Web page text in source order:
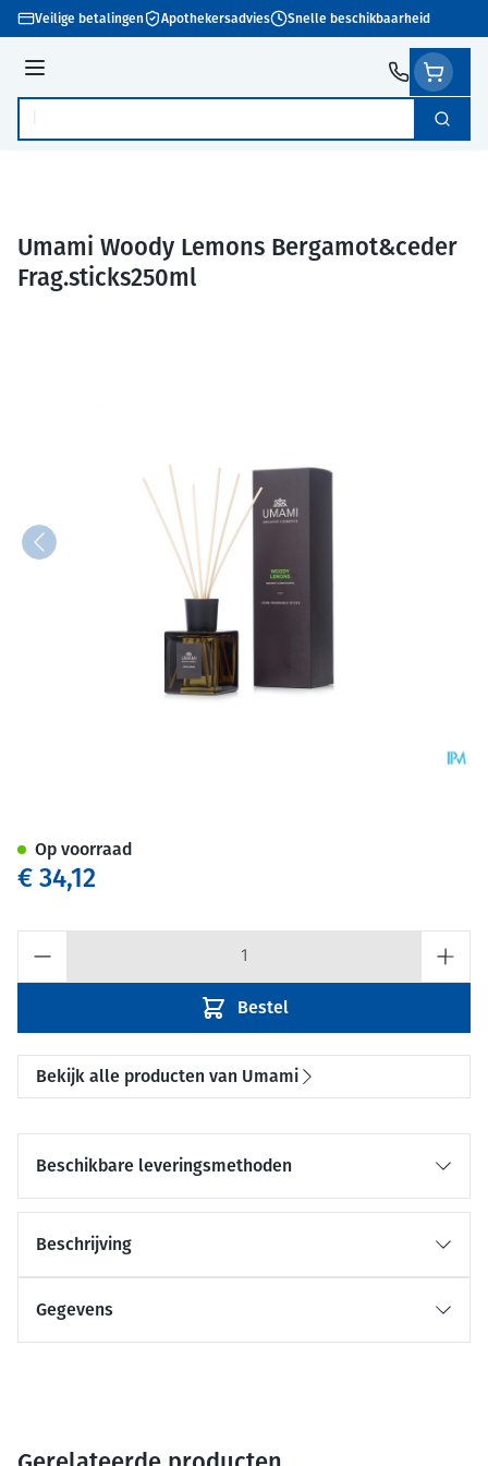
Ga naar de inhoud
Veilige betalingen Apothekersadvies Snelle beschikbaarheid
Menu
Product, merk, categorie... Zoek
Umami Woody Lemons Bergamot&ceder
Frag.sticks250ml
€ 34,12
Bestel
Op voorraad
Bekijk alle producten van Umami
Beschikbare leveringsmethoden
Beschrijving
Gegevens